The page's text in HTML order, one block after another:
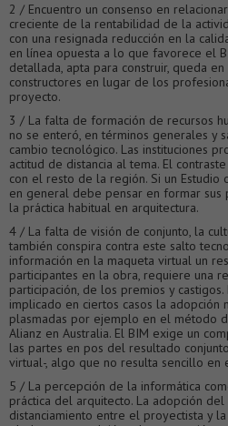
2 / Encuentro un consenso en
creciente de la rentabilidad de la
con una resignada reducción en la
en línea opuesta a lo que favorece el
detallada, apta para construir, queda
constructores en lugar de los
proyecto.
3 / La falta de formación de recursos
no se enteró, en términos generales y
cambio tecnológico. Las instituciones
actitud de distancia al tema. El
con el resto de la región. Si un Estudio
en general debe pensar en formar sus
la práctica habitual en arquitectura.
4 / La falta de visión de conjunto, la
también conspira contra este salto
información en la maqueta virtual un
participantes en la obra, requiere una
participación, de los premios y
implicado en ciertos casos la adopción
plasmadas por ejemplo en el método
Alianz en Australia. El BIM exige un
las partes en pos del resultado
virtual-, algo que no resulta sencillo en
5 / La percepción de la informática
práctica del arquitecto. La adopción del
distanciamiento entre el proyectista y